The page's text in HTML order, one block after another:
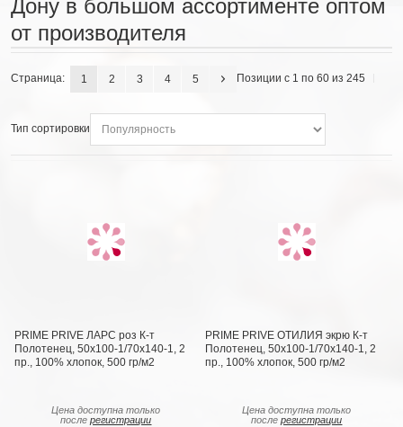
Дону в большом ассортименте оптом
от производителя
Позиции с 1 по 60 из 245
Страница: 1 2 3 4 5
Тип сортировки
PRIME PRIVE ЛАРС роз К-т
Полотенец, 50x100-1/70х140-1, 2
пр., 100% хлопок, 500 гр/м2
Цена доступна только
послерегистрации
PRIME PRIVE ОТИЛИЯ экрю К-т
Полотенец, 50x100-1/70х140-1, 2
пр., 100% хлопок, 500 гр/м2
Цена доступна только
послерегистрации